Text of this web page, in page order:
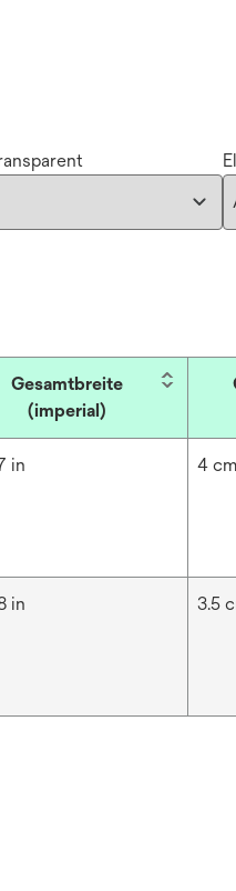
Gesamtbreite
(imperial)
in 4 cm
in 3.5